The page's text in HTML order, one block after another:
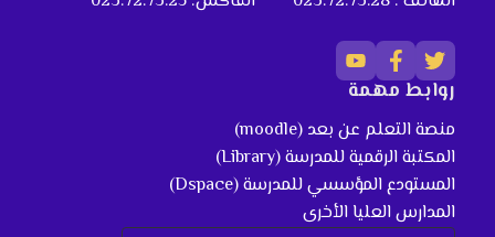
روابط مهمة
منصة التعلم عن بعد (moodle)
المكتبة الرقمية للمدرسة (Library)
المستودع المؤسسي للمدرسة (Dspace)
المدارس العليا الأخرى